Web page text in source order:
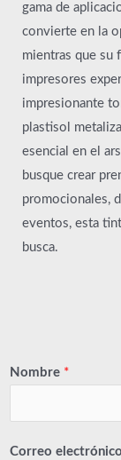
gama de
convierte en la
mientras que su
impresores
impresionante
plastisol
esencial en el
busque crear
promocionales,
eventos, esta
busca.
Nombre *
Correo electrónico